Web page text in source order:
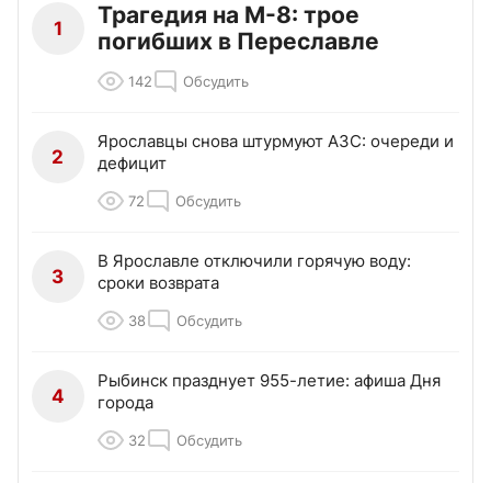
1
Трагедия на М-8: трое
погибших в Переславле
142 Обсудить
2
Ярославцы снова штурмуют АЗС: очереди и
дефицит
72 Обсудить
3
В Ярославле отключили горячую воду:
сроки возврата
38 Обсудить
4
Рыбинск празднует 955-летие: афиша Дня
города
32 Обсудить